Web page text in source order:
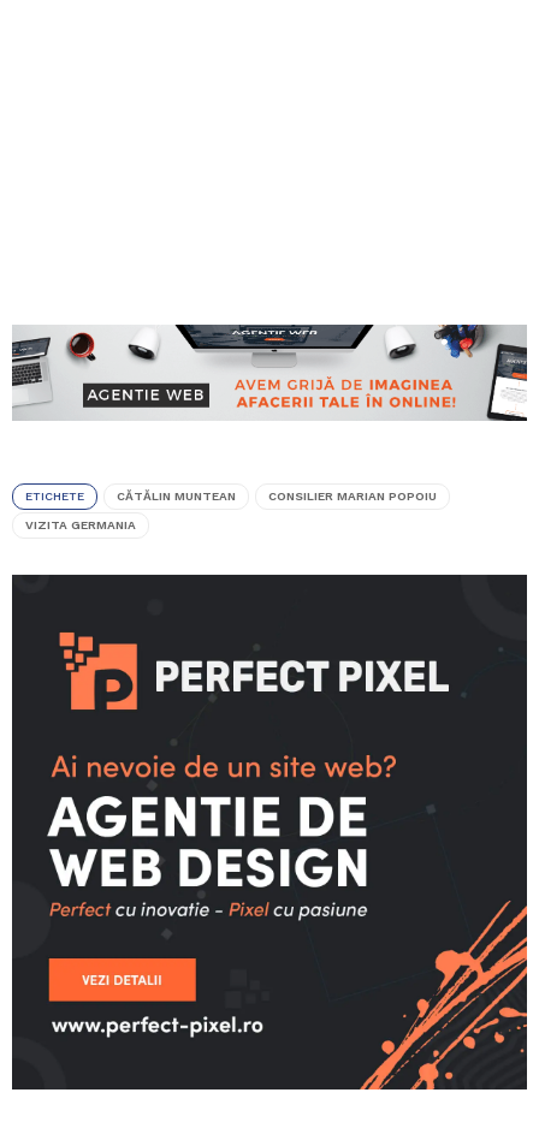
ETICHETE CĂTĂLIN MUNTEAN CONSILIER MARIAN POPOIU
VIZITA GERMANIA